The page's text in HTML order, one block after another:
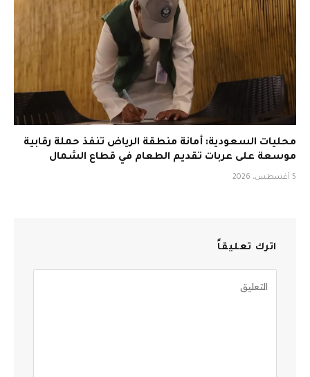
محليات السعودية: أمانة منطقة الرياض تنفذ حملة رقابية
موسعة على عربات تقديم الطعام في قطاع الشمال
5 أغسطس، 2026
اترك تعليقاً